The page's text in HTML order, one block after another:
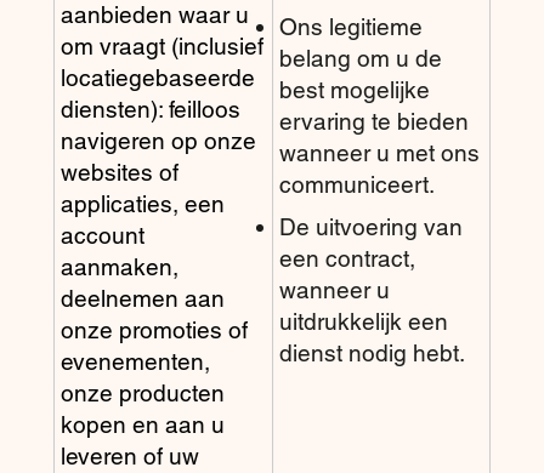
aanbieden waar u
om vraagt (inclusief
locatiegebaseerde
diensten): feilloos
navigeren op onze
websites of
applicaties, een
account
aanmaken,
deelnemen aan
onze promoties of
evenementen,
onze producten
kopen en aan u
leveren of uw
Ons legitieme
belang om u de
best mogelijke
ervaring te bieden
wanneer u met ons
communiceert.
De uitvoering van
een contract,
wanneer u
uitdrukkelijk een
dienst nodig hebt.